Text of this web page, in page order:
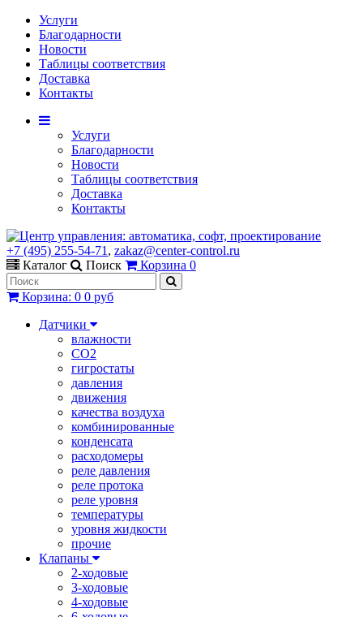
Услуги
Благодарности
Новости
Таблицы соответствия
Доставка
Контакты
Услуги
Благодарности
Новости
Таблицы соответствия
Доставка
Контакты
+7 (495) 255-54-71 , zakaz@center-control.ru
Каталог
Поиск Корзина 0
Корзина: 0 0 руб
Датчики
влажности
CO2
гигростаты
давления
движения
качества воздуха
комбинированные
конденсата
расходомеры
реле давления
реле протока
реле уровня
температуры
уровня жидкости
прочие
Клапаны
2-ходовые
3-ходовые
4-ходовые